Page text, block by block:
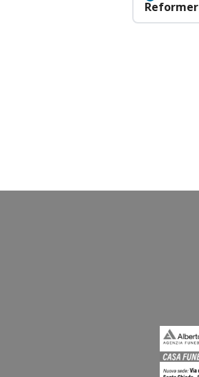
Reformer